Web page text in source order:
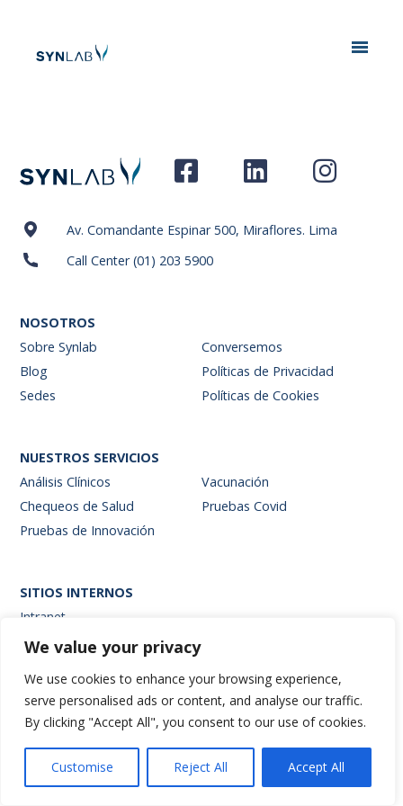
We value your privacy
We use cookies to enhance your browsing experience,
serve personalised ads or content, and analyse our traffic.
By clicking "Accept All", you consent to our use of cookies.
Customise Reject All Accept All
Av. Comandante Espinar 500, Miraflores. Lima
Call Center (01) 203 5900
NOSOTROS
Sobre Synlab
Blog
Sedes
Conversemos
Políticas de Privacidad
Políticas de Cookies
NUESTROS SERVICIOS
Análisis Clínicos
Chequeos de Salud
Pruebas de Innovación
Vacunación
Pruebas Covid
SITIOS INTERNOS
Intranet
Web de resultados
Hablemos